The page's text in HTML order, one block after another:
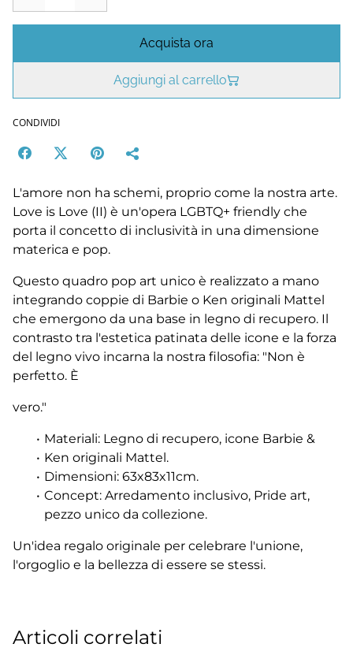
Acquista ora
Aggiungi al carrello
CONDIVIDI
L'amore non ha schemi, proprio come la nostra arte.
Love is Love (II) è un'opera LGBTQ+ friendly che
porta il concetto di inclusività in una dimensione
materica e pop.
Questo quadro pop art unico è realizzato a mano
integrando coppie di Barbie o Ken originali Mattel
che emergono da una base in legno di recupero. Il
contrasto tra l'estetica patinata delle icone e la forza
del legno vivo incarna la nostra filosofia: "Non è
perfetto. È
vero."
Materiali: Legno di recupero, icone Barbie &
Ken originali Mattel.
Dimensioni: 63x83x11cm.
Concept: Arredamento inclusivo, Pride art,
pezzo unico da collezione.
Un'idea regalo originale per celebrare l'unione,
l'orgoglio e la bellezza di essere se stessi.
Articoli correlati